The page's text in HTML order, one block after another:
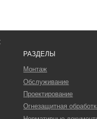
РАЗДЕЛЫ
Монтаж
Обслуживание
Проектирование
Огнезащитная